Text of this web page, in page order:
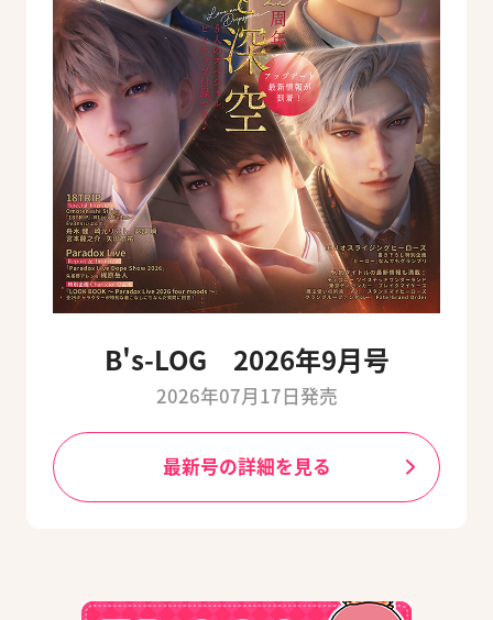
B's-LOG 2026年9月号
2026年07月17日発売
最新号の詳細を見る